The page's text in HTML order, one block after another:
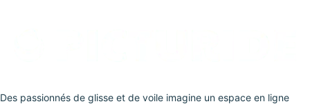
Des passionnés de glisse et de voile imagine un espace en ligne